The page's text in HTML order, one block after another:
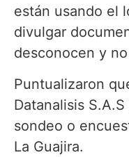
están usando el
divulgar
desconocen y
Puntualizaron
Datanalisis
sondeo o
La Guajira.